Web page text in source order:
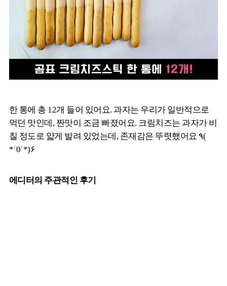
한 통에 총 12개 들어 있어요. 과자는 우리가 일반적으로
먹던 맛인데, 짠맛이 조금 빠졌어요. 크림치즈는 과자가 비
칠 정도로 얇게 발려 있었는데, 존재감은 뚜렷했어요 ٩(
*˙0˙*)۶
에디터의 주관적인 후기